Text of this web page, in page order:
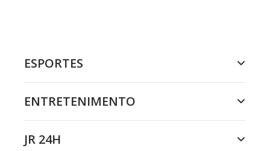
ESPORTES
ENTRETENIMENTO
JR 24H